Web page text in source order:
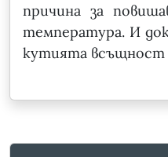
причина за
температура. И
кутията